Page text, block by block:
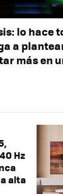
lo hace
a
más en
Hz
alta